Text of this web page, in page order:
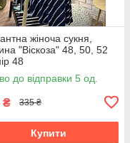
жіноча сукня,
"Віскоза" 48, 50, 52
48
до відправки 5 од.
₴ 335 ₴
Купити